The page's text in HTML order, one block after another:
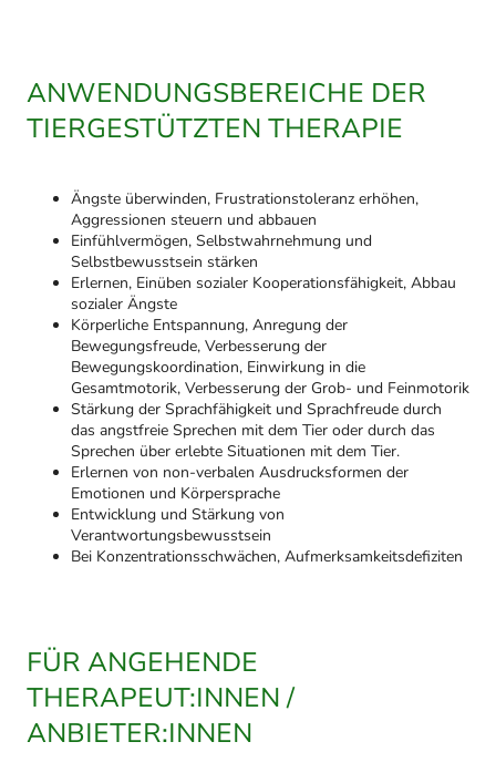
ANWENDUNGSBEREICHE DER
TIERGESTÜTZTEN THERAPIE
Ängste überwinden, Frustrationstoleranz erhöhen,
Aggressionen steuern und abbauen
Einfühlvermögen, Selbstwahrnehmung und
Selbstbewusstsein stärken
Erlernen, Einüben sozialer Kooperationsfähigkeit, Abbau
sozialer Ängste
Körperliche Entspannung, Anregung der
Bewegungsfreude, Verbesserung der
Bewegungskoordination, Einwirkung in die
Gesamtmotorik, Verbesserung der Grob- und Feinmotorik
Stärkung der Sprachfähigkeit und Sprachfreude durch
das angstfreie Sprechen mit dem Tier oder durch das
Sprechen über erlebte Situationen mit dem Tier.
Erlernen von non-verbalen Ausdrucksformen der
Emotionen und Körpersprache
Entwicklung und Stärkung von
Verantwortungsbewusstsein
Bei Konzentrationsschwächen, Aufmerksamkeitsdefiziten
FÜR ANGEHENDE
THERAPEUT:INNEN /
ANBIETER:INNEN